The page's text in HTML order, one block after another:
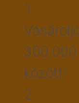
1
között!
2